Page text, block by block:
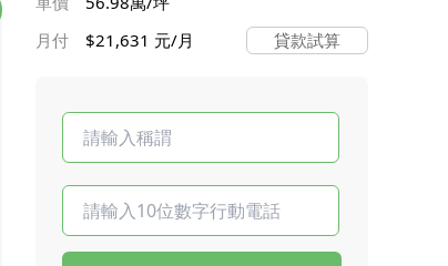
月付
$21,631 元/月 貸款試算